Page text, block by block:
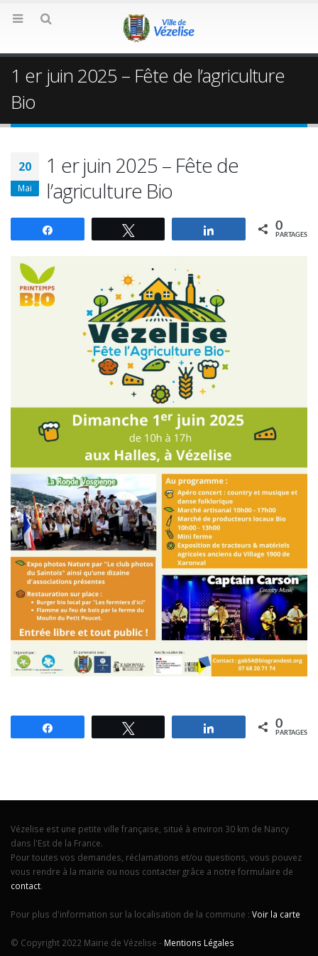
1 er juin 2025 – Fête de l’agriculture
Bio
20
Mai
1 er juin 2025 – Fête de
l’agriculture Bio
Partagez 0
PARTAGES
Partagez 0
PARTAGES
Vézelise est une petite ville française, situé à environ 30 km de Nancy
dans l'Est de la France.
Pour toutes vos demandes, réclamations et/ou questions, vous pouvez
vous rendre à la mairie ou nous contacter grâce a notre formulaire de
contact.
Pour plus d'information sur la localisation de la commune : Voir la carte
© Copyright 2022 Mairie de Vézelise - Mentions Légales